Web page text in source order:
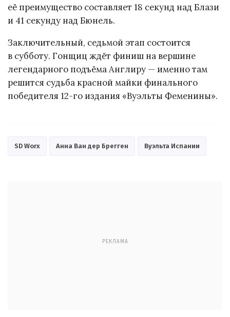
её преимущество составляет 18 секунд над Блази
и 41 секунду над Бюнель.
Заключительный, седьмой этап состоится
в субботу. Гонщиц ждёт финиш на вершине
легендарного подъёма Англиру — именно там
решится судьба красной майки финального
победителя 12-го издания «Вуэльты Феменины».
SD Worx Анна Ван дер Брегген Вуэльта Испании
РЕКЛАМА